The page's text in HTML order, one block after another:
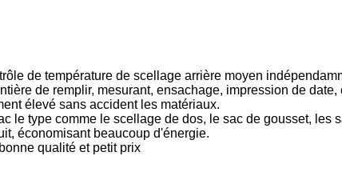
de température de scellage arrière moyen
de remplir, mesurant, ensachage, impression de
élevé sans accident les matériaux.
le type comme le scellage de dos, le sac de gousset, les
économisant beaucoup d'énergie.
qualité et petit prix